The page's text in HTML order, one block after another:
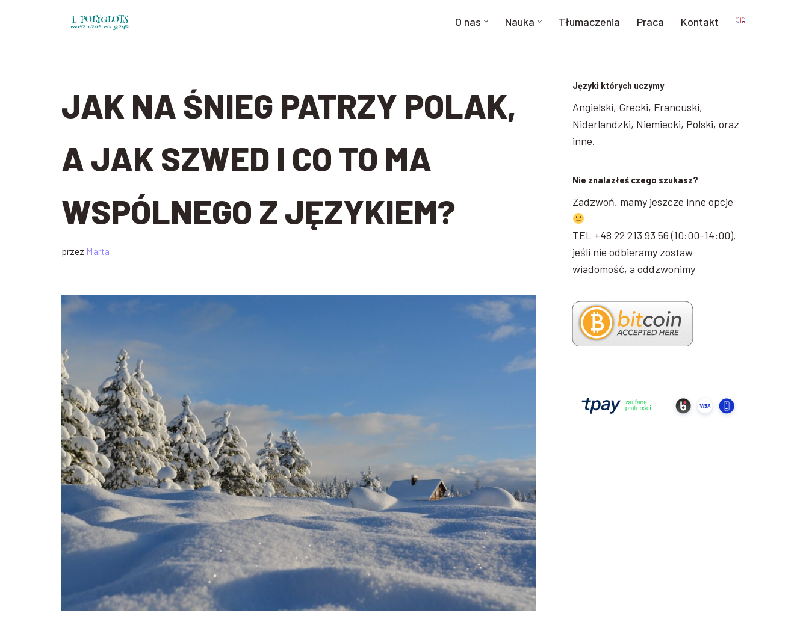
O nas Nauka Tłumaczenia Praca Kontakt
JAK NA ŚNIEG PATRZY POLAK,
A JAK SZWED I CO TO MA
WSPÓLNEGO Z JĘZYKIEM?
przez Marta
Języki których uczymy
Angielski, Grecki, Francuski,
Niderlandzki, Niemiecki, Polski, oraz
inne.
Nie znalazłeś czego szukasz?
Zadzwoń, mamy jeszcze inne opcje
TEL +48 22 213 93 56 (10:00-14:00),
jeśli nie odbieramy zostaw
wiadomość, a oddzwonimy